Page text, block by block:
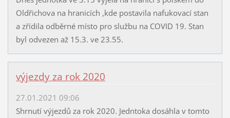
Oldřichova na hranicích ,kde postavila nafukovací stan
a zřídila odběrné místo pro službu na COVID 19. Stan
byl odvezen až 15.3. ve 23.55.
výjezdy za rok 2020
27.01.2021 09:06
Shrnutí výjezdů za rok 2020. Jedntoka dosáhla v tomto